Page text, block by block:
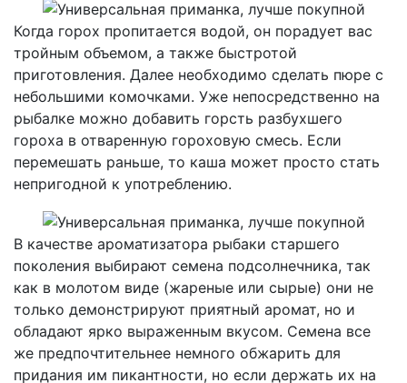
Когда горох пропитается водой, он порадует вас
тройным объемом, а также быстротой
приготовления. Далее необходимо сделать пюре с
небольшими комочками. Уже непосредственно на
рыбалке можно добавить горсть разбухшего
гороха в отваренную гороховую смесь. Если
перемешать раньше, то каша может просто стать
непригодной к употреблению.
В качестве ароматизатора рыбаки старшего
поколения выбирают семена подсолнечника, так
как в молотом виде (жареные или сырые) они не
только демонстрируют приятный аромат, но и
обладают ярко выраженным вкусом. Семена все
же предпочтительнее немного обжарить для
придания им пикантности, но если держать их на